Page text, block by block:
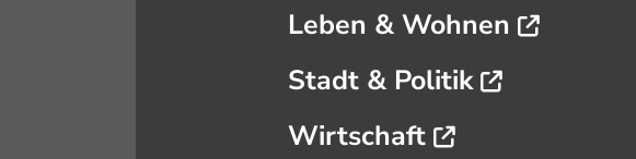
Leben & Wohnen
Stadt & Politik
Wirtschaft